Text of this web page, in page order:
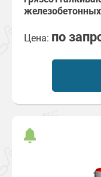
Цена: по